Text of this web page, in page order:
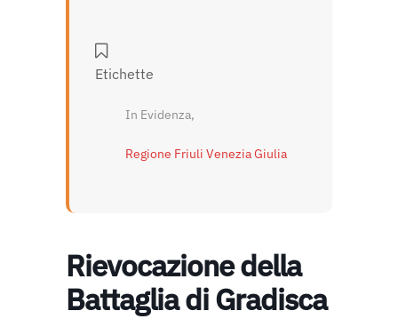
Etichette
In Evidenza,
Regione Friuli Venezia Giulia
Rievocazione della
Battaglia di Gradisca